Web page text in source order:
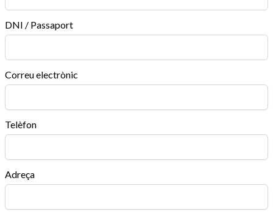
DNI / Passaport
Correu electrònic
Telèfon
Adreça